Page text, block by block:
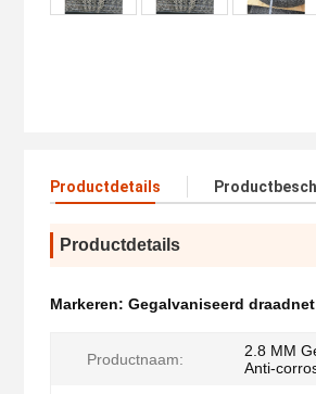
Productdetails
Productdetails
Markeren: Gegalvaniseerd
Productnaam:
2.8 MM
Anti-